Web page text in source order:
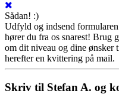
Sådan! :)
Udfyld og indsend
hører du fra os snarest! Brug
om dit niveau og dine ønsker
herefter en kvittering på mail.
Skriv til Stefan A. og